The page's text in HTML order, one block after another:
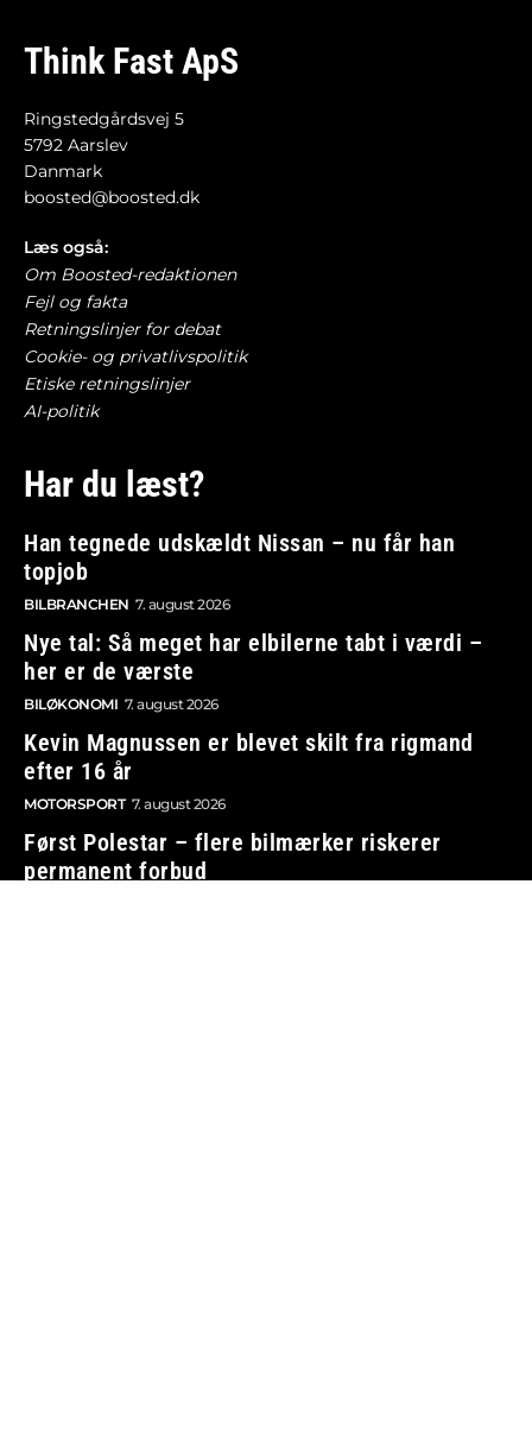
Think Fast ApS
Ringstedgårdsvej 5
5792 Aarslev
Danmark
boosted@boosted.dk
Læs også:
Om Boosted-redaktionen
Fejl og fakta
Retningslinjer for debat
Cookie- og privatlivspolitik
Etiske retningslinjer
AI-politik
Har du læst?
Han tegnede udskældt Nissan – nu får han
topjob
BILBRANCHEN 7. august 2026
Nye tal: Så meget har elbilerne tabt i værdi –
her er de værste
BILØKONOMI 7. august 2026
Kevin Magnussen er blevet skilt fra rigmand
efter 16 år
MOTORSPORT 7. august 2026
Først Polestar – flere bilmærker riskerer
permanent forbud